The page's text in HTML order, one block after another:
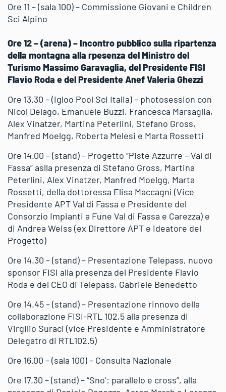
Ore 11 – (sala 100) – Commissione Giovani e Children
Sci Alpino
Ore 12 – (arena) – Incontro pubblico sulla ripartenza
della montagna alla rpesenza del Ministro del
Turismo Massimo Garavaglia, del Presidente FISI
Flavio Roda e del Presidente Anef Valeria Ghezzi
Ore 13.30 – (igloo Pool Sci Italia) – photosession con
Nicol Delago, Emanuele Buzzi, Francesca Marsaglia,
Alex Vinatzer, Martina Peterlini, Stefano Gross,
Manfred Moelgg, Roberta Melesi e Marta Rossetti
Ore 14.00 – (stand) – Progetto “Piste Azzurre – Val di
Fassa” aslla presenza di Stefano Gross, Martina
Peterlini, Alex Vinatzer, Manfred Moelgg, Marta
Rossetti, della dottoressa Elisa Maccagni (Vice
Presidente APT Val di Fassa e Presidente del
Consorzio Impianti a Fune Val di Fassa e Carezza) e
di Andrea Weiss (ex Direttore APT e ideatore del
Progetto)
Ore 14.30 – (stand) – Presentazione Telepass, nuovo
sponsor FISI alla presenza del Presidente Flavio
Roda e del CEO di Telepass, Gabriele Benedetto
Ore 14.45 – (stand) – Presentazione rinnovo della
collaborazione FISI-RTL 102,5 alla presenza di
Virgilio Suraci (vice Presidente e Amministratore
Delegatro di RTL102.5)
Ore 16.00 – (sala 100) – Consulta Nazionale
Ore 17.30 – (stand) – “Sno’: parallelo e cross”, alla